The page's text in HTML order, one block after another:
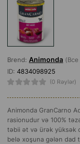
Brend: Animonda
ID: 4834098925
(0 Rəylər)
Animonda GranCarno
rasionudur və 100%
təbii ət və ürək yüksək
belə xoşuna gələn dad